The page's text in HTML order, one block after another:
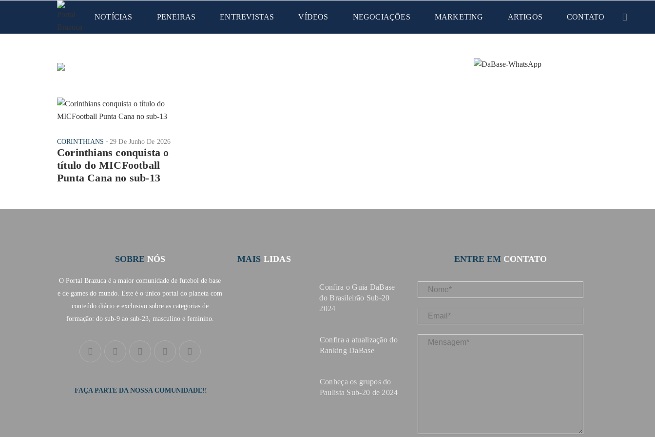
NOTÍCIAS PENEIRAS ENTREVISTAS VÍDEOS NEGOCIAÇÕES MARKETING ARTIGOS CONTATO
CORINTHIANS 29 De Junho De 2026
Corinthians conquista o
título do MICFootball
Punta Cana no sub-13
SOBRE NÓS
O Portal Brazuca é a maior comunidade de futebol de base
e de games do mundo. Este é o único portal do planeta com
conteúdo diário e exclusivo sobre as categorias de
formação: do sub-9 ao sub-23, masculino e feminino.
FAÇA PARTE DA NOSSA COMUNIDADE!!
MAIS LIDAS
Confira o Guia DaBase
do Brasileirão Sub-20
2024
Confira a atualização do
Ranking DaBase
Conheça os grupos do
Paulista Sub-20 de 2024
ENTRE EM CONTATO